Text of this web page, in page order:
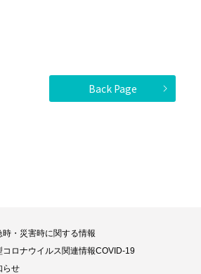
Back Page
時・災害時に関する情報
コロナウイルス関連情報COVID-19
らせ